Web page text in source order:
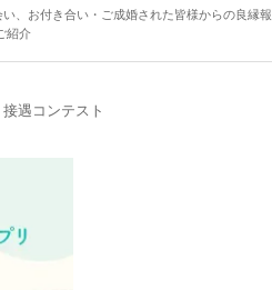
、お付き合い・ご成婚された皆様からの良縁報
紹介
遇コンテスト